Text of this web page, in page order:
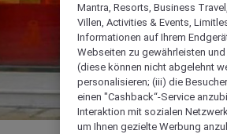
Mantra, Resorts, Business
Villen, Activities & Events,
Informationen auf Ihrem
Webseiten zu gewährleisten
(diese können nicht abgelehnt
personalisieren; (iii) die
einen "Cashback“-Service
Interaktion mit sozialen
um Ihnen gezielte Werbung